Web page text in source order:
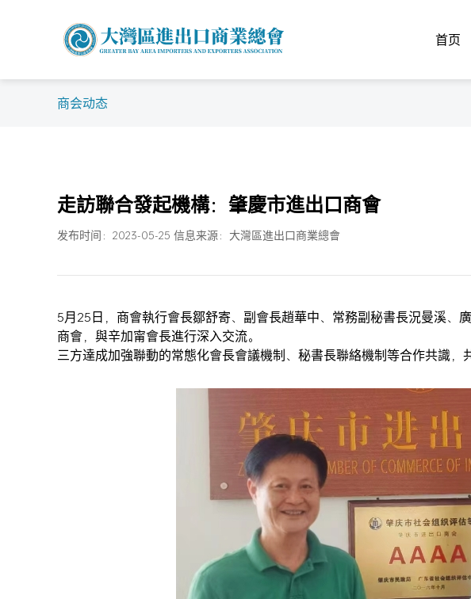
首页
商会动态
走訪聯合發起機構：肇慶市進出口商會
发布时间：2023-05-25 信息来源：大灣區進出口商業總會
5月25日，商會執行會長鄒舒寄、副會長趙華中、常務副秘書長況曼溪、
商會，與辛加甯會長進行深入交流。
三方達成加強聯動的常態化會長會議機制、秘書長聯絡機制等合作共識，